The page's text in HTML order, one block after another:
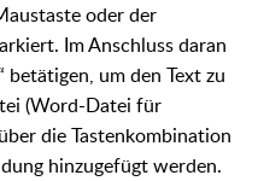
oder der
Im Anschluss daran
betätigen, um den Text zu
(Word-Datei für
die Tastenkombination
hinzugefügt werden.